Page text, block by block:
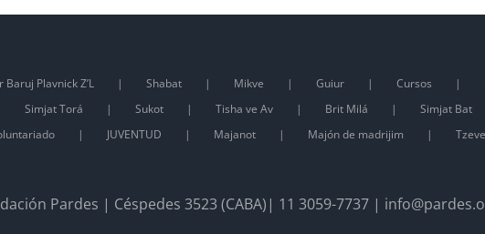
Plavnick Z’L Shabat Mikve Guiur Cursos
Simjat Torá Sukot Tisha ve Av Brit Milá Simjat Bat
JUVENTUD Majanot Majón de madrijim
Pardes | Céspedes 3523 (CABA)| 11 3059-7737 |